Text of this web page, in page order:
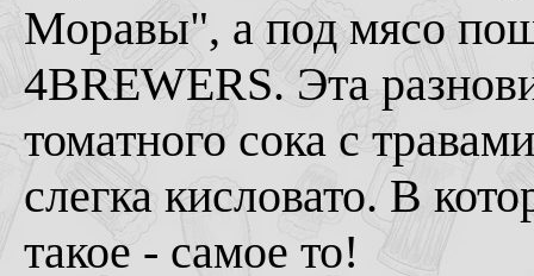
Моравы", а под мясо
4BREWERS. Эта
томатного сока с
слегка кисловато. В
такое - самое то!